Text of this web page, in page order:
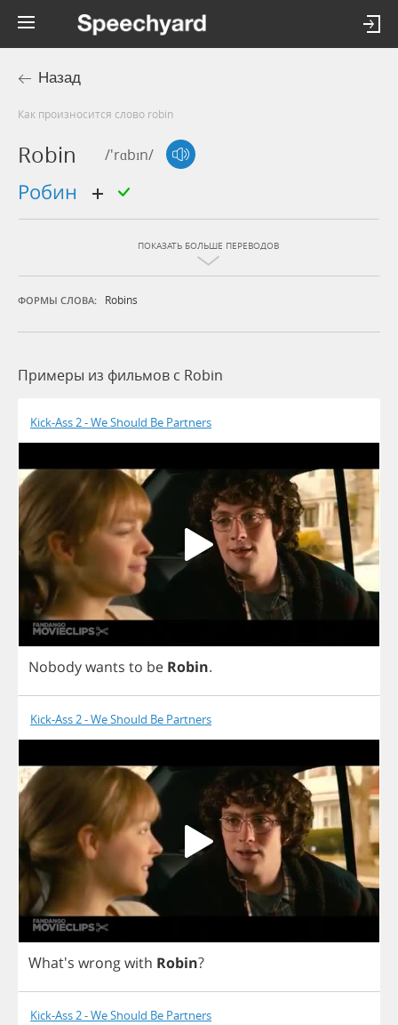
Назад
Как произносится слово robin
Robin /'rɑbɪn/
Робин
ПОКАЗАТЬ БОЛЬШЕ ПЕРЕВОДОВ
ФОРМЫ СЛОВА: Robins
Примеры из фильмов c Robin
Kick-Ass 2 - We Should Be Partners
Nobodywants to be Robin.
Kick-Ass 2 - We Should Be Partners
What's wrongwith Robin?
Kick-Ass 2 - We Should Be Partners